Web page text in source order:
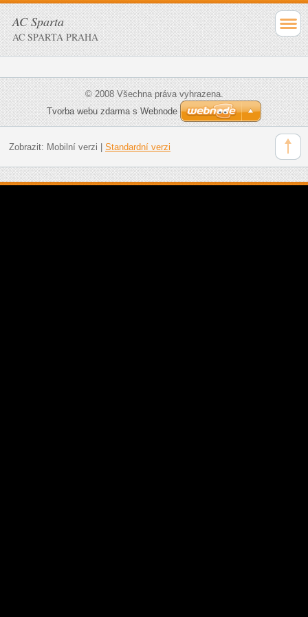
AC Sparta
AC SPARTA PRAHA
© 2008 Všechna práva vyhrazena.
Tvorba webu zdarma s Webnode
Zobrazit: Mobilní verzi Standardní verzi